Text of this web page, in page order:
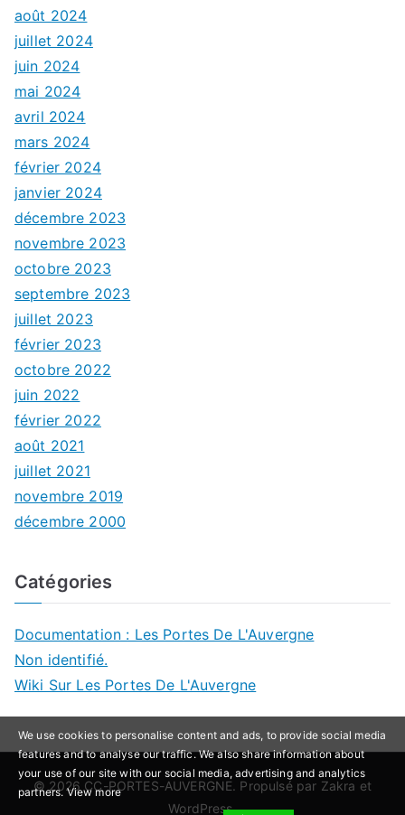
août 2024
juillet 2024
juin 2024
mai 2024
avril 2024
mars 2024
février 2024
janvier 2024
décembre 2023
novembre 2023
octobre 2023
septembre 2023
juillet 2023
février 2023
octobre 2022
juin 2022
février 2022
août 2021
juillet 2021
novembre 2019
décembre 2000
Catégories
Documentation : Les Portes De L'Auvergne
Non identifié.
Wiki Sur Les Portes De L'Auvergne
© 2026 CC-PORTES-AUVERGNE. Propulsé par Zakra et
WordPress.
We use cookies to personalise content and ads, to provide social media
features and to analyse our traffic. We also share information about
your use of our site with our social media, advertising and analytics
partners.View more